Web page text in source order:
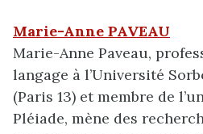
Marie-Anne PAVEAU
Marie-Anne Paveau,
langage à l’Université
(Paris 13) et membre de
Pléiade, mène des